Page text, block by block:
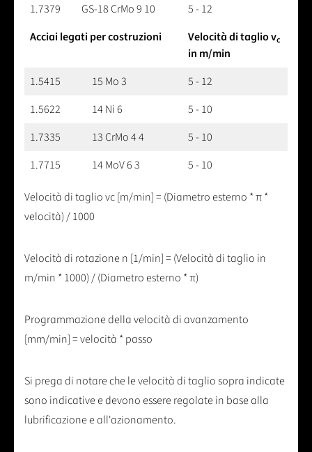
1.7379
GS-18 CrMo 9 10
5 - 12
Acciai legati per costruzioni
Velocità di taglio vc
in m/min
1.5415
15 Mo 3
5 - 12
1.5622
14 Ni 6
5 - 10
1.7335
13 CrMo 4 4
5 - 10
1.7715
14 MoV 6 3 5 - 10
Velocità di taglio vc [m/min] = (Diametro esterno * π *
velocità) / 1000
Velocità di rotazione n [1/min] = (Velocità di taglio in
m/min * 1000) / (Diametro esterno * π)
Programmazione della velocità di avanzamento
[mm/min] = velocità * passo
Si prega di notare che le velocità di taglio sopra indicate
sono indicative e devono essere regolate in base alla
lubrificazione e all'azionamento.